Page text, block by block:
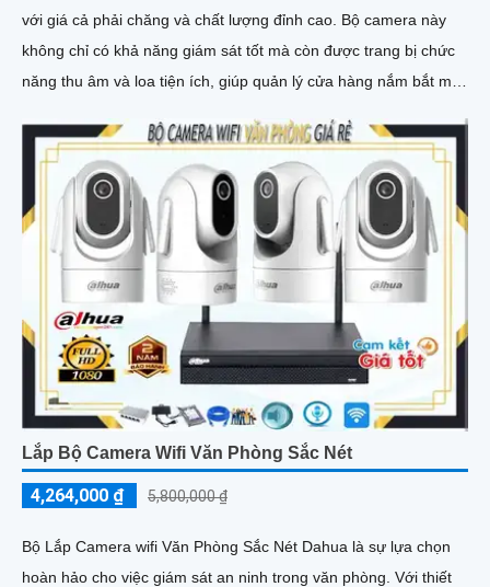
với giá cả phải chăng và chất lượng đỉnh cao. Bộ camera này
không chỉ có khả năng giám sát tốt mà còn được trang bị chức
năng thu âm và loa tiện ích, giúp quản lý cửa hàng nắm bắt mọi
Lắp Bộ Camera Wifi Văn Phòng Sắc Nét
4,264,000 ₫ 5,800,000 ₫
Bộ Lắp Camera wifi Văn Phòng Sắc Nét Dahua là sự lựa chọn
hoàn hảo cho việc giám sát an ninh trong văn phòng. Với thiết